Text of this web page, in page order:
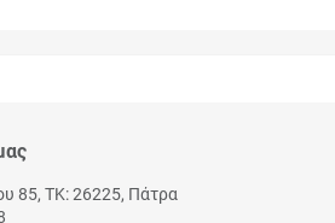
85, ΤΚ: 26225, Πάτρα